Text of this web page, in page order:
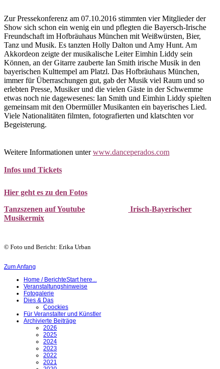
Zur Pressekonferenz am 07.10.2016 stimmten vier Mitglieder der
Show sich schon ein wenig ein und pflegten die Bayersch-Irische
Freundschaft im Hofbräuhaus München mit Weißwürsten, Bier,
Tanz und Musik. Es tanzten Holly Dalton und Amy Hunt. Am
Akkordeon zeigte der musikalische Leiter Eimhin Liddy sein
Können, an der Gitarre zauberte Ian Smith irische Musik in den
bayerischen Kulttempel am Platzl. Das Hofbräuhaus München,
immer für Überraschungen gut, gab der Musik viel Raum und so
erlebten Presse, Musiker und die vielen Gäste in der Schwemme
etwas noch nie dagewesenes: Ian Smith und Eimhin Liddy spielten
gemeinsam mit den Obermüller Musikanten ein bayerisches Lied.
Viele Nationalitäten filmten, fotografierten und klatschten vor
Begeisterung.
Weitere Informationen unterwww.danceperados.com
Infos und Tickets
Hier geht es zu den Fotos
Tanzszenen auf Youtube
Irisch-Bayerischer
Musikermix
© Foto und Bericht: Erika Urban
Zum Anfang
Home / BerichteStart here...
Veranstaltungshinweise
Fotogalerie
Dies & Das
Coockies
Für Veranstalter und Künstler
Archivierte Beiträge
2026
2025
2024
2023
2022
2021